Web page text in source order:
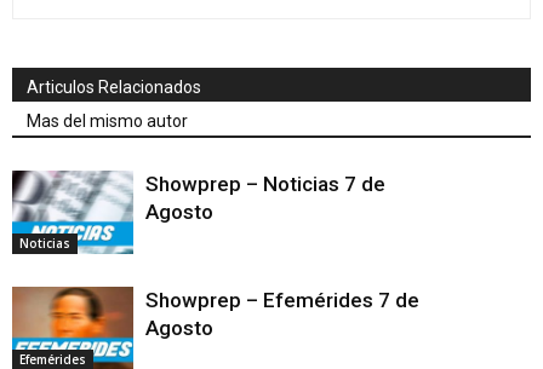
Articulos Relacionados
Mas del mismo autor
Noticias
Showprep – Noticias 7 de
Agosto
Efemérides
Showprep – Efemérides 7 de
Agosto